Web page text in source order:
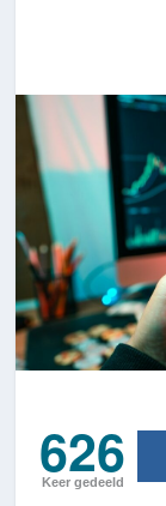
626
Keer gedeeld